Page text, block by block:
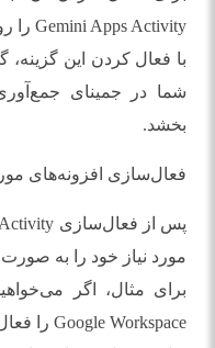
Gemini Apps Activity را روشن کنید.
با فعال کردن این
شما در جمینای
بخشد.
فعال‌سازی افزونه‌های
مورد نیاز خود را به
برای مثال، اگر
Google Workspace را فعال کنید.